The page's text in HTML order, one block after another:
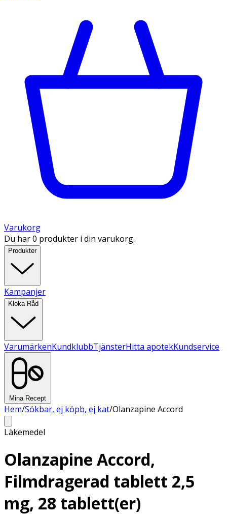
Varukorg
Du har 0 produkter i din varukorg.
Produkter
Kampanjer
Kloka Råd
VarumärkenKundklubbTjänsterHitta apotekKundservice
Mina Recept
Hem/Sökbar, ej köpb, ej kat/Olanzapine Accord
Läkemedel
Olanzapine Accord,
Filmdragerad tablett 2,5
mg, 28 tablett(er)